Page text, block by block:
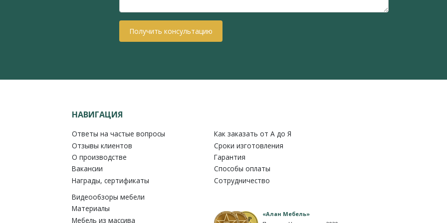
Получить консультацию
НАВИГАЦИЯ
Ответы на частые вопросы
Отзывы клиентов
О производстве
Вакансии
Награды, сертификаты
Видеообзоры мебели
Материалы
Мебель из массива
Как заказать от A до Я
Сроки изготовления
Гарантия
Способы оплаты
Сотрудничество
«Алан Мебель»